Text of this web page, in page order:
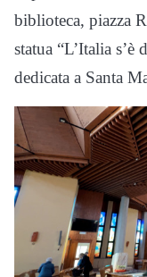
biblioteca, piazza
statua “L’Italia s’è
dedicata a Santa